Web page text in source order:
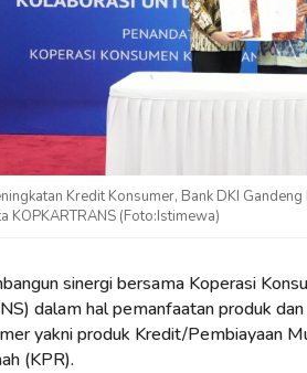
Kredit Konsumer, Bank DKI
KOPKARTRANS (Foto:Istimewa)
sinergi bersama Koperasi
dalam hal pemanfaatan produk
yakni produk Kredit/Pembiayaan
(KPR).